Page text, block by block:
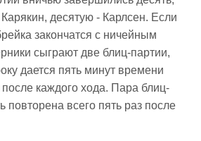
десятую - Карлсен. Если
закончатся с ничейным
сыграют две блиц-партии,
дается пять минут времени
каждого хода. Пара блиц-
повторена всего пять раз после